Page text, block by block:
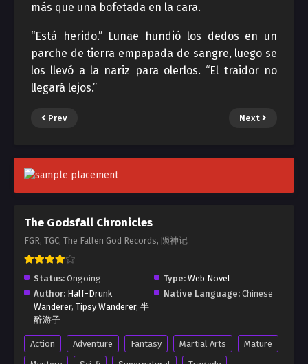
más que una bofetada en la cara.
“Está herido.” Lunae hundió los dedos en un
parche de tierra empapada de sangre, luego se
los llevó a la nariz para olerlos. “El traidor no
llegará lejos.”
Prev Next
The Godsfall Chronicles
FGR, TGC, The Fallen God Records, 陨神记
Status: Ongoing Type: Web Novel
Author: Half-Drunk
Wanderer, Tipsy Wanderer, 半
醉游子
Native Language: Chinese
Action Adventure Fantasy Martial Arts
Mature